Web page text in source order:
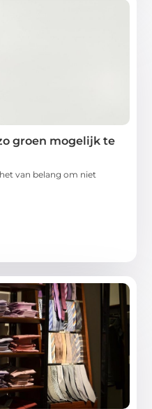
groen mogelijk te
van belang om niet